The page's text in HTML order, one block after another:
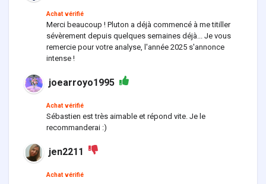
Achat vérifié
Merci beaucoup ! Pluton a déjà commencé à me titiller
sévèrement depuis quelques semaines déjà... Je vous
remercie pour votre analyse, l'année 2025 s'annonce
intense !
joearroyo1995
Achat vérifié
Sébastien est très aimable et répond vite. Je le
recommanderai :)
jen2211
Achat vérifié